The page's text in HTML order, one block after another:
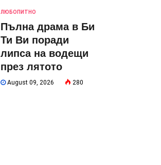
ЛЮБОПИТНО
Пълна драма в Би
Ти Ви поради
липса на водещи
през лятото
August 09, 2026 280